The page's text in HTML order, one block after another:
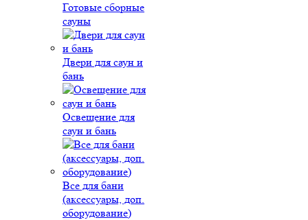
Готовые сборные
сауны
Двери для саун и
бань
Освещение для
саун и бань
Все для бани
(аксессуары, доп.
оборудование)